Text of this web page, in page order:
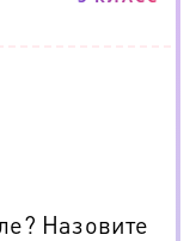
Назовите